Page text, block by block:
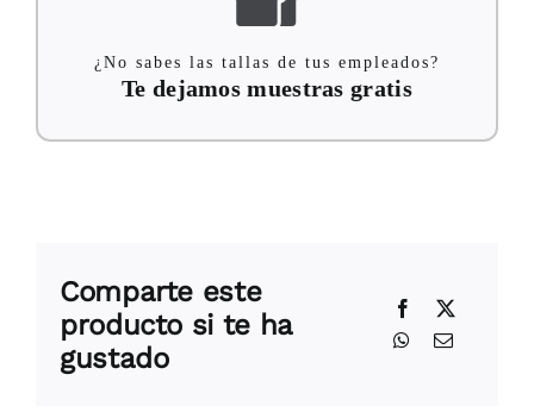
¿No sabes las tallas de tus empleados?
Te dejamos muestras gratis
Comparte este
producto si te ha
gustado